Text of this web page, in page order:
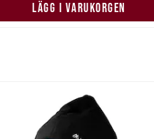
LÄGG I VARUKORGEN